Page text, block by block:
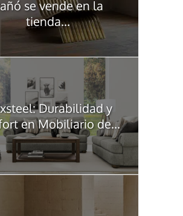
se vende en la
tienda...
Durabilidad y
en Mobiliario de...